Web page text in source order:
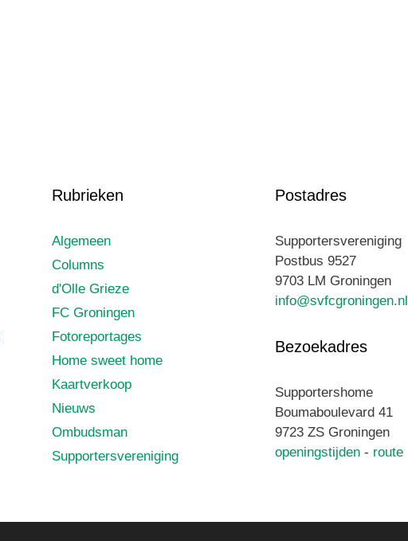
Rubrieken
Algemeen
Columns
d'Olle Grieze
FC Groningen
Fotoreportages
Home sweet home
Kaartverkoop
Nieuws
Ombudsman
Supportersvereniging
Postadres
Supportersvereniging
Postbus 9527
9703 LM Groningen
info@svfcgroningen.nl
Bezoekadres
Supportershome
Boumaboulevard 41
9723 ZS Groningen
openingstijden - route